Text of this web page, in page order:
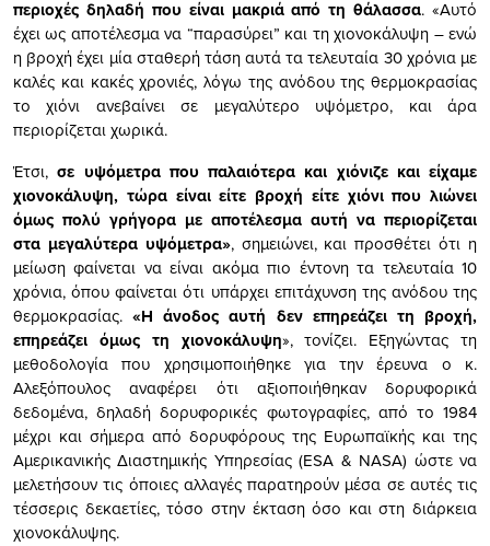
περιοχές δηλαδή που είναι μακριά από τη θάλασσα. «Αυτό
έχει ως αποτέλεσμα να “παρασύρει” και τη χιονοκάλυψη – ενώ
η βροχή έχει μία σταθερή τάση αυτά τα τελευταία 30 χρόνια με
καλές και κακές χρονιές, λόγω της ανόδου της θερμοκρασίας
το χιόνι ανεβαίνει σε μεγαλύτερο υψόμετρο, και άρα
περιορίζεται χωρικά.
Έτσι, σε υψόμετρα που παλαιότερα και χιόνιζε και είχαμε
χιονοκάλυψη, τώρα είναι είτε βροχή είτε χιόνι που λιώνει
όμως πολύ γρήγορα με αποτέλεσμα αυτή να περιορίζεται
στα μεγαλύτερα υψόμετρα», σημειώνει, και προσθέτει ότι η
μείωση φαίνεται να είναι ακόμα πιο έντονη τα τελευταία 10
χρόνια, όπου φαίνεται ότι υπάρχει επιτάχυνση της ανόδου της
θερμοκρασίας.«Η άνοδος αυτή δεν επηρεάζει τη βροχή,
επηρεάζει όμως τη χιονοκάλυψη», τονίζει. Εξηγώντας τη
μεθοδολογία που χρησιμοποιήθηκε για την έρευνα ο κ.
Αλεξόπουλος αναφέρει ότι αξιοποιήθηκαν δορυφορικά
δεδομένα, δηλαδή δορυφορικές φωτογραφίες, από το 1984
μέχρι και σήμερα από δορυφόρους της Ευρωπαϊκής και της
Αμερικανικής Διαστημικής Υπηρεσίας (ESA & NASA) ώστε να
μελετήσουν τις όποιες αλλαγές παρατηρούν μέσα σε αυτές τις
τέσσερις δεκαετίες, τόσο στην έκταση όσο και στη διάρκεια
χιονοκάλυψης.